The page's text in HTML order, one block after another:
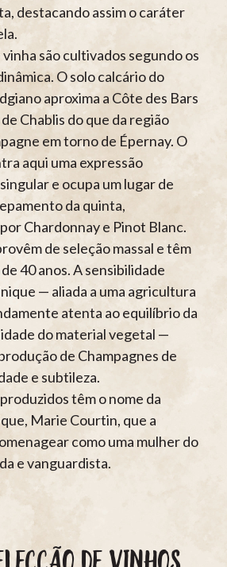
destacando assim o caráter
são cultivados segundo os
O solo calcário do
aproxima a Côte des Bars
Chablis do que da região
em torno de Épernay. O
aqui uma expressão
e ocupa um lugar de
da quinta,
Chardonnay e Pinot Blanc.
de seleção massal e têm
40 anos. A sensibilidade
— aliada a uma agricultura
atenta ao equilíbrio da
do material vegetal —
de Champagnes de
e subtileza.
têm o nome da
Marie Courtin, que a
como uma mulher do
e vanguardista.